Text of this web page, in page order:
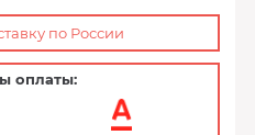
по России
оплаты: